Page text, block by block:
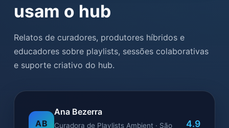
usam o hub
Relatos de curadores, produtores híbridos e
educadores sobre playlists, sessões colaborativas
e suporte criativo do hub.
AB
Ana Bezerra
Curadora de Playlists Ambient · São
4.9